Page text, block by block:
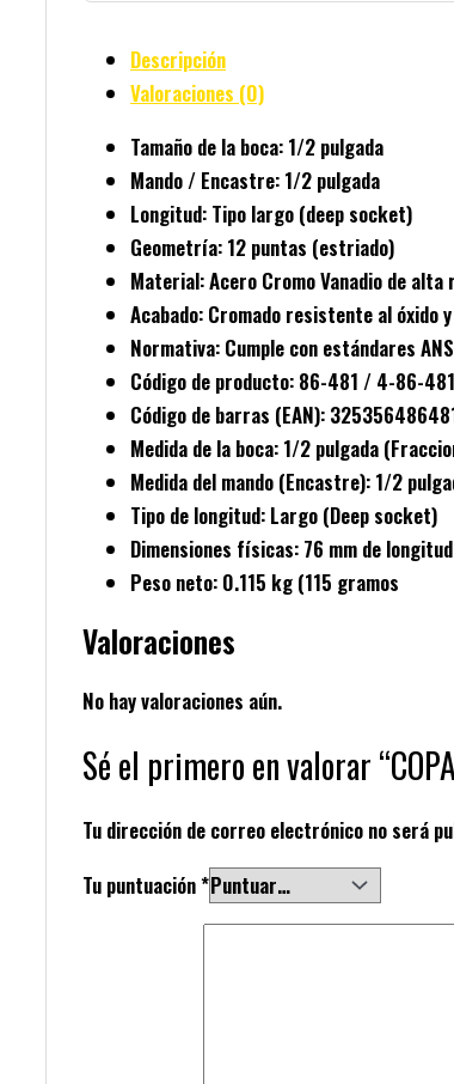
Descripción
Valoraciones (0)
Tamaño de la boca: 1/2 pulgada
Mando / Encastre: 1/2 pulgada
Longitud: Tipo largo (deep socket)
Geometría: 12 puntas (estriado)
Material: Acero Cromo Vanadio de
Acabado: Cromado resistente al óxido
Normativa: Cumple con estándares
Código de producto: 86-481 / 4-86-481
Código de barras (EAN):
Medida de la boca: 1/2 pulgada
Medida del mando (Encastre): 1/2
Tipo de longitud: Largo (Deep socket)
Dimensiones físicas: 76 mm de
Peso neto: 0.115 kg (115 gramos
Valoraciones
No hay valoraciones aún.
Sé el primero en valorar
Tu dirección de correo electrónico no será
Tu puntuación*